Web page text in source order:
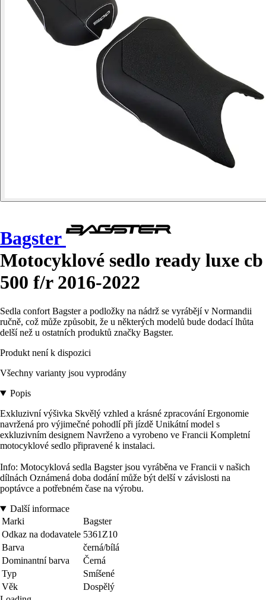
Bagster
Motocyklové sedlo ready luxe cb
500 f/r 2016-2022
Sedla confort Bagster a podložky na nádrž se vyrábějí v Normandii
ručně, což může způsobit, že u některých modelů bude dodací lhůta
delší než u ostatních produktů značky Bagster.
Produkt není k dispozici
Všechny varianty jsou vyprodány
Popis
Exkluzivní výšivka Skvělý vzhled a krásné zpracování Ergonomie
navržená pro výjimečné pohodlí při jízdě Unikátní model s
exkluzivním designem Navrženo a vyrobeno ve Francii Kompletní
motocyklové sedlo připravené k instalaci.
Info: Motocyklová sedla Bagster jsou vyráběna ve Francii v našich
dílnách Oznámená doba dodání může být delší v závislosti na
poptávce a potřebném čase na výrobu.
Další informace
Marki
Bagster
Odkaz na dodavatele 5361Z10
Barva
černá/bílá
Dominantní barva
Černá
Typ
Smíšené
Věk
Dospělý